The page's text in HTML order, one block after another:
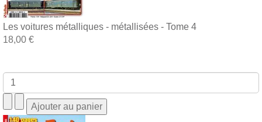
Les voitures métalliques - métallisées - Tome 4
18,00 €